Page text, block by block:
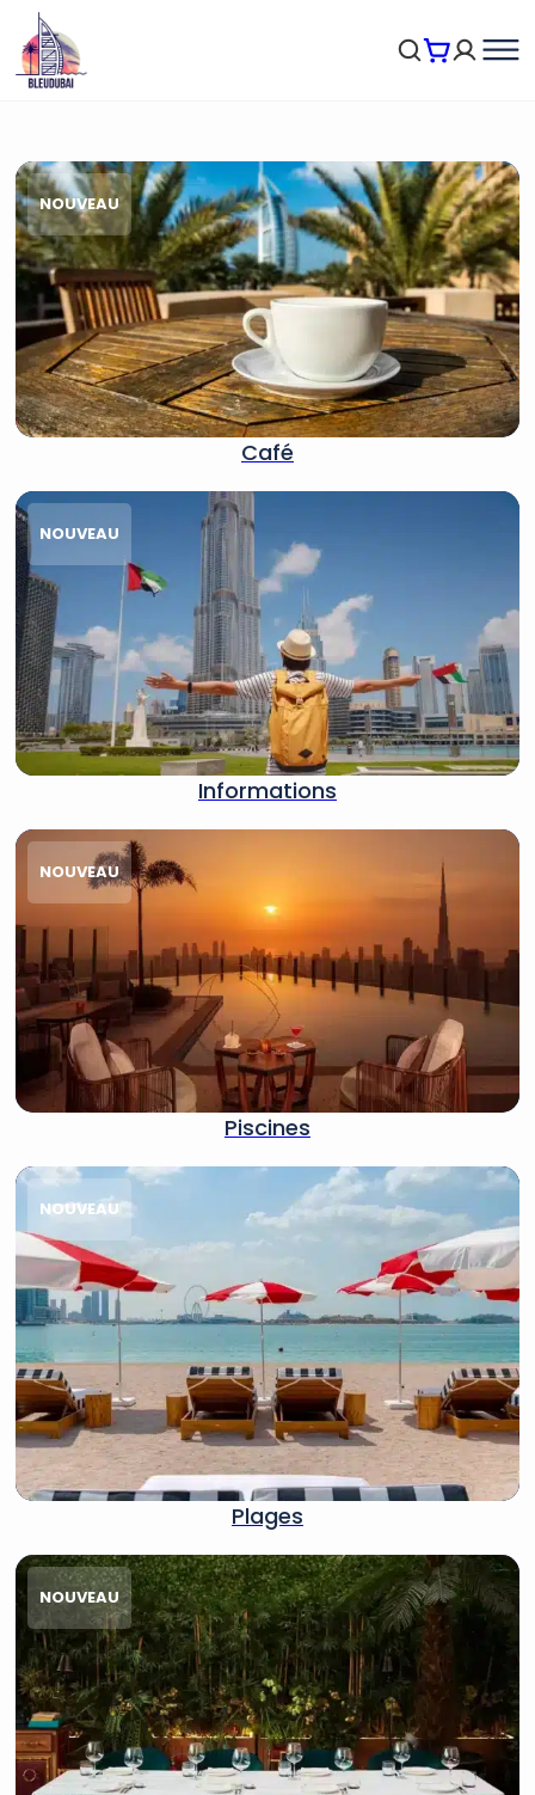
Café
NOUVEAU
Informations
NOUVEAU
Piscines
NOUVEAU
Plages
NOUVEAU
NOUVEAU